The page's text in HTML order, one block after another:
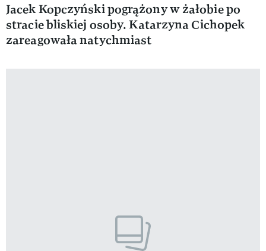
Jacek Kopczyński pogrążony w żałobie po
stracie bliskiej osoby. Katarzyna Cichopek
zareagowała natychmiast